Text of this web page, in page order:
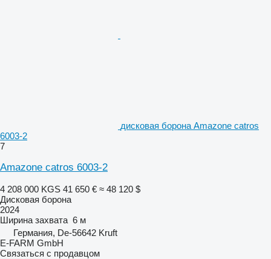
дисковая борона Amazone catros
6003-2
7
Amazone catros 6003-2
4 208 000 KGS 41 650 € ≈ 48 120 $
Дисковая борона
2024
Ширина захвата 6 м
Германия, De-56642 Kruft
E-FARM GmbH
Связаться с продавцом